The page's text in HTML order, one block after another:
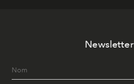
Newsletter